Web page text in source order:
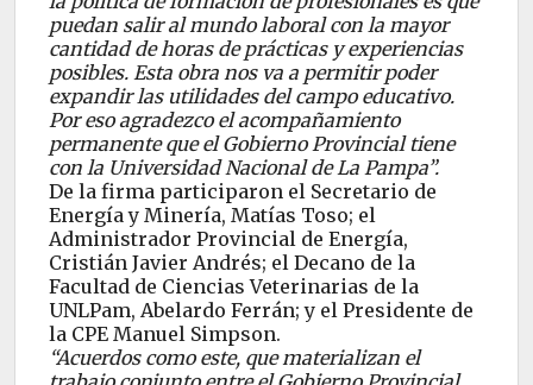
puedan salir al mundo laboral con la mayor
cantidad de horas de prácticas y experiencias
posibles. Esta obra nos va a permitir poder
expandir las utilidades del campo educativo.
Por eso agradezco el acompañamiento
permanente que el Gobierno Provincial tiene
con la Universidad Nacional de La Pampa”.
De la firma participaron el Secretario de
Energía y Minería, Matías Toso; el
Administrador Provincial de Energía,
Cristián Javier Andrés; el Decano de la
Facultad de Ciencias Veterinarias de la
UNLPam, Abelardo Ferrán; y el Presidente de
la CPE Manuel Simpson.
“Acuerdos como este, que materializan el